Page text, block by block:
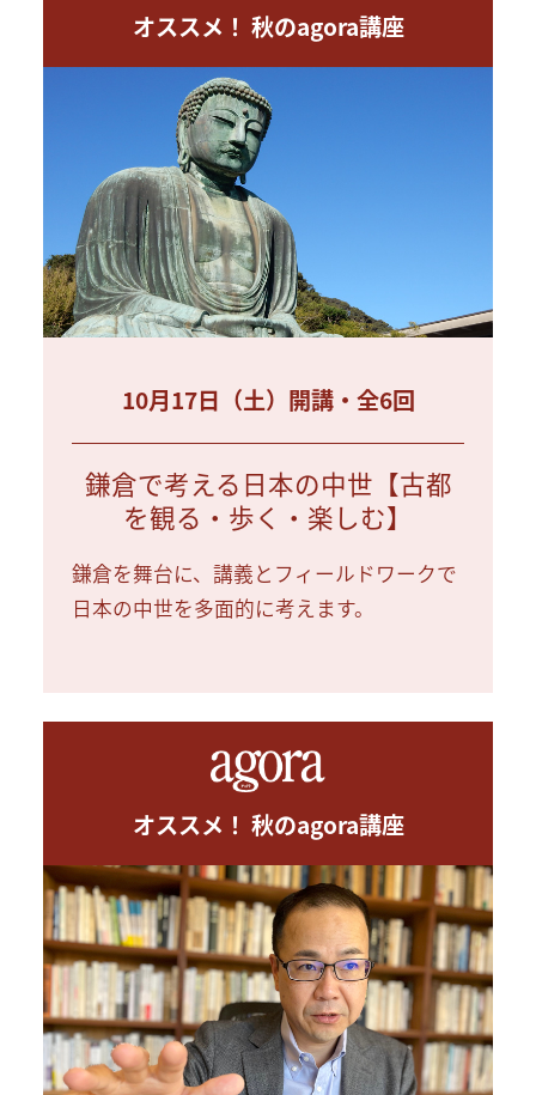
オススメ！ 秋のagora講座
10月17日（土）開講・全6回
鎌倉で考える日本の中世【古都
を観る・歩く・楽しむ】
鎌倉を舞台に、講義とフィールドワークで
日本の中世を多面的に考えます。
オススメ！ 秋のagora講座